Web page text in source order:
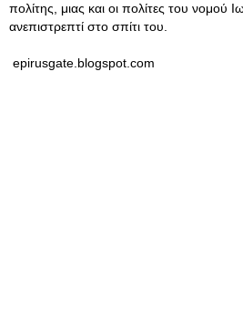
πολίτης, μιας και οι πολίτες του νομού
ανεπιστρεπτί στο σπίτι του.
epirusgate.blogspot.com